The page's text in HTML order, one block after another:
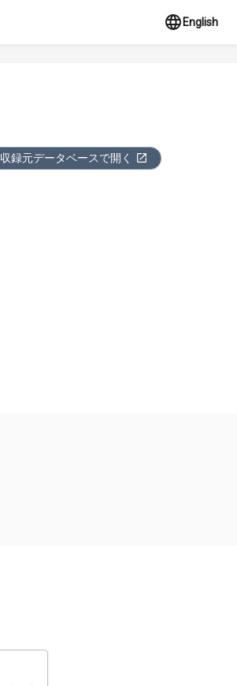
English
収録元データベースで開く